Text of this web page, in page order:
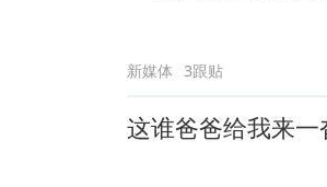
新媒体 3跟贴
这谁爸爸给我来一